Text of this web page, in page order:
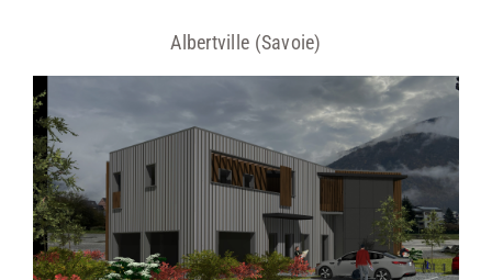
Albertville (Savoie)